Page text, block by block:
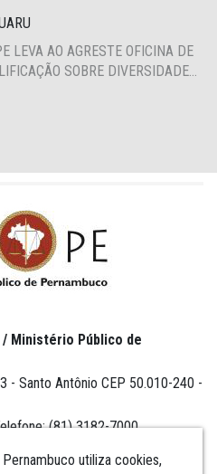
LEVA AO AGRESTE OFICINA DE
SOBRE DIVERSIDADE
utiliza cookies,
Ministério Público de
- Santo Antônio CEP 50.010-240 -
(81) 3182-7000